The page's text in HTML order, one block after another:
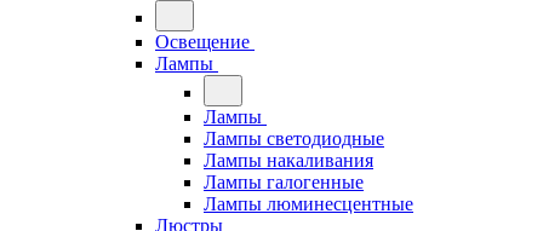
Освещение
Лампы
Лампы
Лампы светодиодные
Лампы накаливания
Лампы галогенные
Лампы люминесцентные
Люстры